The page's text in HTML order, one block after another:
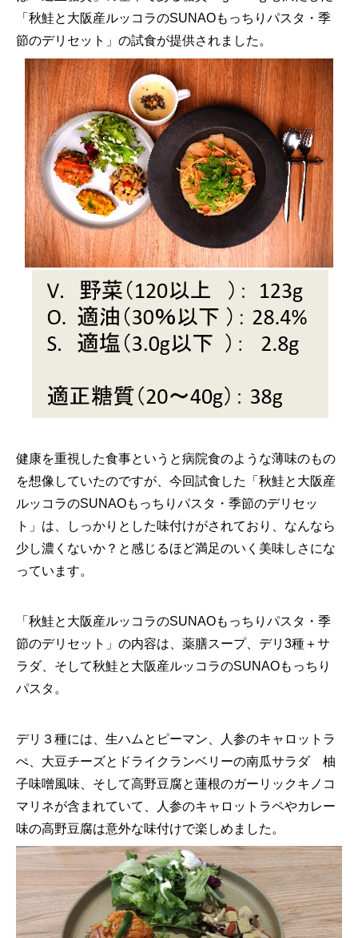
「秋鮭と大阪産ルッコラのSUNAOもっちりパスタ・季
節のデリセット」の試食が提供されました。
健康を重視した食事というと病院食のような薄味のもの
を想像していたのですが、今回試食した「秋鮭と大阪産
ルッコラのSUNAOもっちりパスタ・季節のデリセッ
ト」は、しっかりとした味付けがされており、なんなら
少し濃くないか？と感じるほど満足のいく美味しさにな
っています。
「秋鮭と大阪産ルッコラのSUNAOもっちりパスタ・季
節のデリセット」の内容は、薬膳スープ、デリ3種＋サ
ラダ、そして秋鮭と大阪産ルッコラのSUNAOもっちり
パスタ。
デリ３種には、生ハムとピーマン、人参のキャロットラ
ぺ、大豆チーズとドライクランベリーの南瓜サラダ 柚
子味噌風味、そして高野豆腐と蓮根のガーリックキノコ
マリネが含まれていて、人参のキャロットラペやカレー
味の高野豆腐は意外な味付けで楽しめました。